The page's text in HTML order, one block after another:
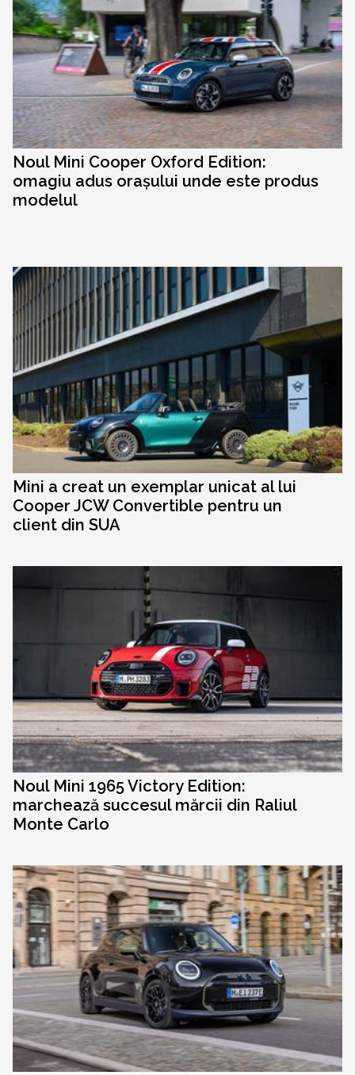
Noul Mini Cooper Oxford Edition:
omagiu adus orașului unde este produs
modelul
Mini a creat un exemplar unicat al lui
Cooper JCW Convertible pentru un
client din SUA
Noul Mini 1965 Victory Edition:
marchează succesul mărcii din Raliul
Monte Carlo